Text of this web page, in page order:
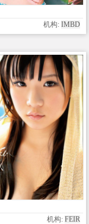
机构: IMBD
机构: FEIR